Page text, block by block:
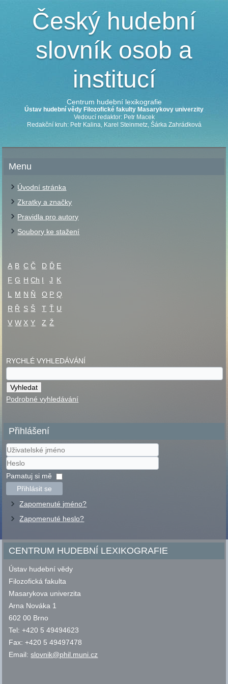
Český hudební
slovník osob a
institucí
Centrum hudební lexikografie
Ústav hudební vědy Filozofické fakulty Masarykovy univerzity
Vedoucí redaktor: Petr Macek
Redakční kruh: Petr Kalina, Karel Steinmetz, Šárka Zahrádková
Menu
Úvodní stránka
Zkratky a značky
Pravidla pro autory
Soubory ke stažení
A B C Č D Ď E
F G H Ch I J K
L
M N Ň O P Q
R Ř S Š T Ť U
V W X Y Z Ž
RYCHLÉ VYHLEDÁVÁNÍ
Podrobné vyhledávání
Přihlášení
Uživatelské
jméno
Heslo
Pamatuj si mě
Přihlásit se
Zapomenuté jméno?
Zapomenuté heslo?
CENTRUM HUDEBNÍ LEXIKOGRAFIE
Ústav hudební vědy
Filozofická fakulta
Masarykova univerzita
Arna Nováka 1
602 00 Brno
Tel: +420 5 49494623
Fax: +420 5 49497478
Email:slovnik@phil.muni.cz